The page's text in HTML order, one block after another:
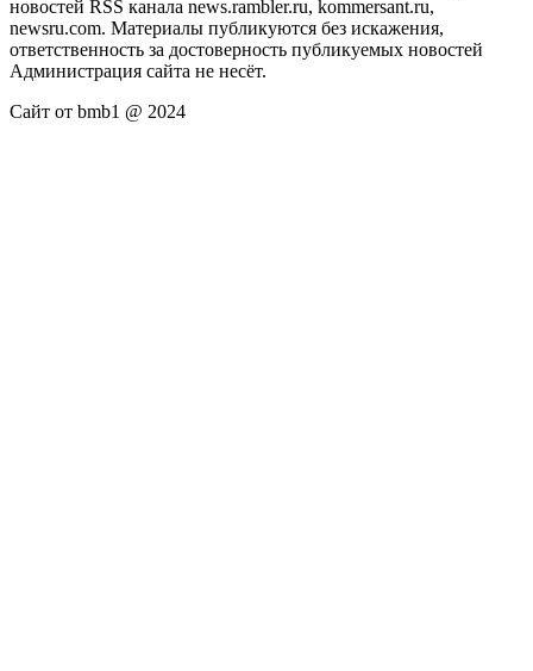
новостей RSS канала news.rambler.ru, kommersant.ru,
newsru.com. Материалы публикуются без искажения,
ответственность за достоверность публикуемых новостей
Администрация сайта не несёт.
Сайт от bmb1 @ 2024